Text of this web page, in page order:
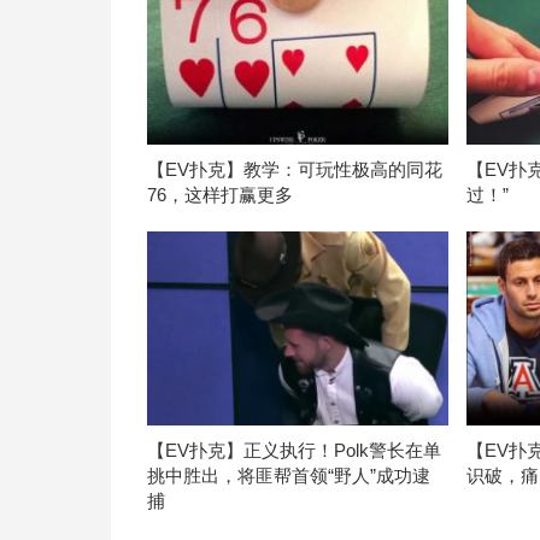
【EV扑克】教学：可玩性极高的同花
76，这样打赢更多
【EV扑
过！”
【EV扑克】正义执行！Polk警长在单
挑中胜出，将匪帮首领“野人”成功逮
捕
【EV扑
识破，